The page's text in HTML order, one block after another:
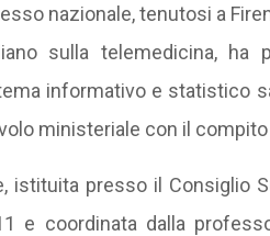
nazionale, tenutosi a
sulla telemedicina, ha
informativo e statistico
ministeriale con il
istituita presso il Consiglio
e coordinata dalla